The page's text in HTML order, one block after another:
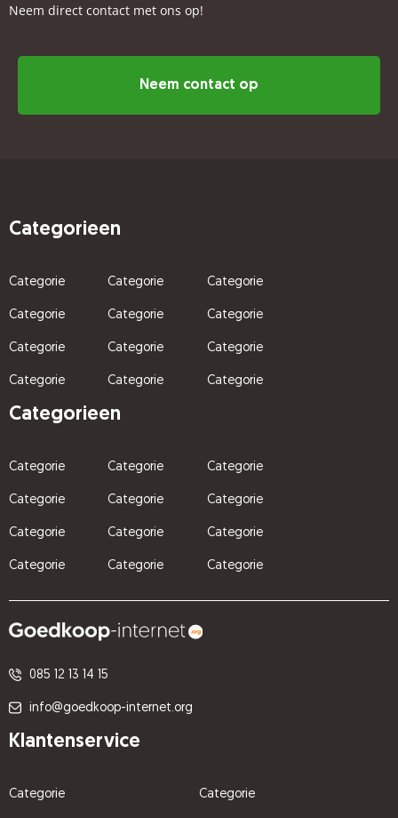
Neem direct contact met ons op!
Neem contact op
Categorieen
Categorie
Categorie
Categorie
Categorie
Categorie
Categorie
Categorie
Categorie
Categorie
Categorie
Categorie
Categorie
Categorieen
Categorie
Categorie
Categorie
Categorie
Categorie
Categorie
Categorie
Categorie
Categorie
Categorie
Categorie
Categorie
085 12 13 14 15
info@goedkoop-internet.org
Klantenservice
Categorie Categorie